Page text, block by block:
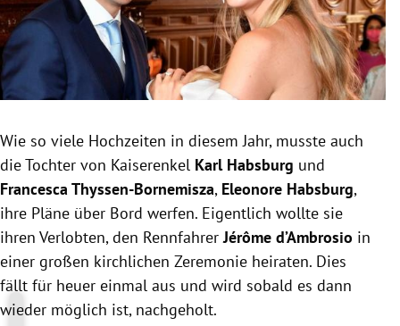
Untermenü
Untermenü
Untermenü
Untermenü
Wie so viele Hochzeiten in diesem Jahr, musste auch
die Tochter von Kaiserenkel Karl Habsburg und
Francesca Thyssen-Bornemisza, Eleonore Habsburg,
ihre Pläne über Bord werfen. Eigentlich wollte sie
ihren Verlobten, den RennfahrerJérôme d’Ambrosio in
einer großen kirchlichen Zeremonie heiraten. Dies
fällt für heuer einmal aus und wird sobald es dann
wieder möglich ist, nachgeholt.